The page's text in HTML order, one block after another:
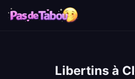
Libertins à